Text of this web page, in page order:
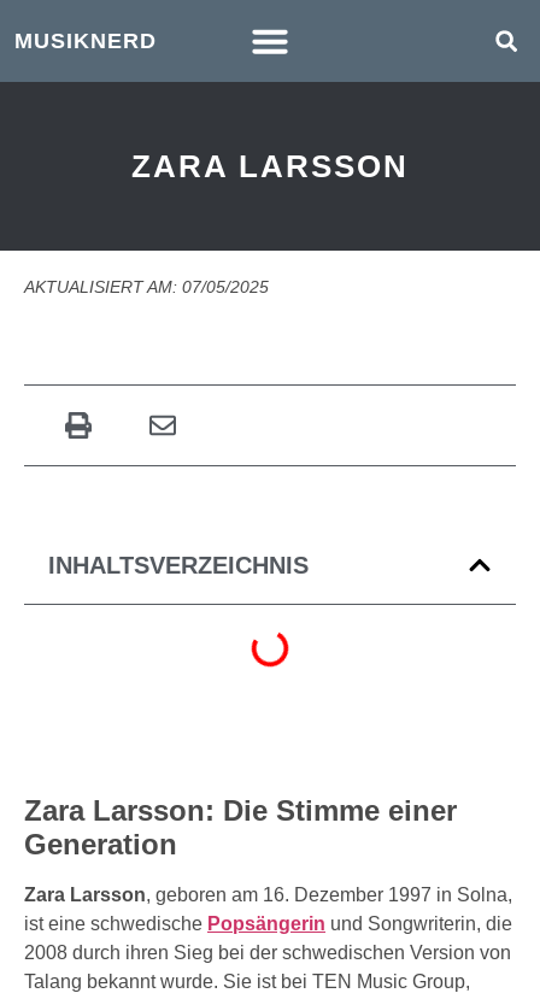
MUSIKNERD
ZARA LARSSON
AKTUALISIERT AM: 07/05/2025
INHALTSVERZEICHNIS
Zara Larsson: Die Stimme einer
Generation
Zara Larsson, geboren am 16. Dezember 1997 in Solna,
ist eine schwedische Popsängerin und Songwriterin, die
2008 durch ihren Sieg bei der schwedischen Version von
Talang bekannt wurde. Sie ist bei TEN Music Group,